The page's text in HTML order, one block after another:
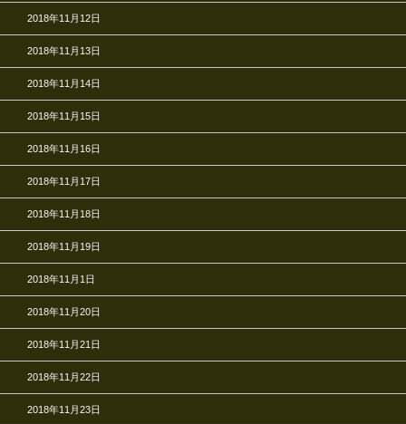
2018年11月12日
2018年11月13日
2018年11月14日
2018年11月15日
2018年11月16日
2018年11月17日
2018年11月18日
2018年11月19日
2018年11月1日
2018年11月20日
2018年11月21日
2018年11月22日
2018年11月23日